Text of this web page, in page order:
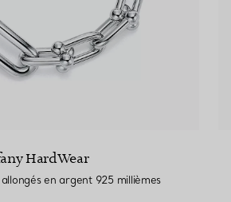
HardWear
en argent 925 millièmes